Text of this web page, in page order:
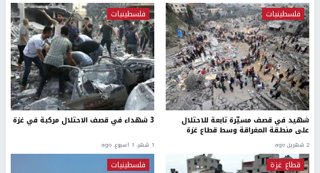
فلسطينيات
شهيد في قصف مسيّرة تابعة للاحتلال
على منطقة المغراقة وسط قطاع غزة
2 شهرين ago
فلسطينيات
3 شهداء في قصف الاحتلال مركبة في غزة
1 شهر، 1 اسبوع. ago
قطاع غزة فلسطينيات